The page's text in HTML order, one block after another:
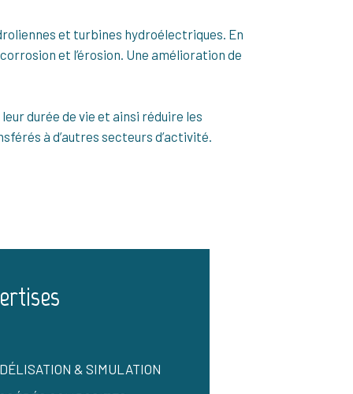
et turbines hydroélectriques. En
et l’érosion. Une amélioration de
durée de vie et ainsi réduire les
à d’autres secteurs d’activité.
& SIMULATION